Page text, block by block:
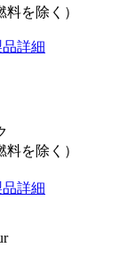
を除く）
詳細
を除く）
詳細